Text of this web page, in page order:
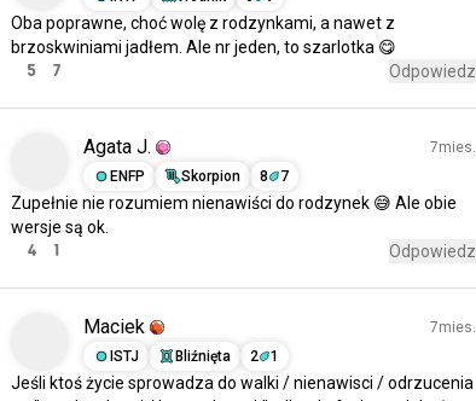
Oba poprawne, choć wolę z rodzynkami, a nawet z
brzoskwiniami jadłem. Ale nr jeden, to szarlotka 😋
5 7 Odpowiedz
Agata J.
7mies.
ENFP
Skorpion 8 7
Zupełnie nie rozumiem nienawiści do rodzynek 😅 Ale obie
wersje są ok.
4 1 Odpowiedz
Maciek
7mies.
ISTJ
Bliźnięta 2 1
Jeśli ktoś życie sprowadza do walki / nienawisci / odrzucenia